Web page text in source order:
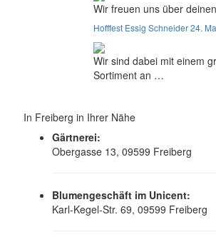
Wir freuen uns über
Hofffest Essig Schneider 24.
Wir sind dabei mit einem
Sortiment an …
In Freiberg in Ihrer Nähe
Gärtnerei:
Obergasse 13, 09599 Freiberg
Blumengeschäft im Unicent:
Karl-Kegel-Str. 69, 09599 Freiberg